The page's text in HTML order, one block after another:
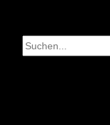
Inhalt
springen
Suchen